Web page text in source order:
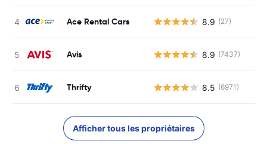
Ace Rental Cars 8.9 (27)
Avis 8.9 (7437)
Thrifty 8.5 (6971)
Afficher tous les propriétaires